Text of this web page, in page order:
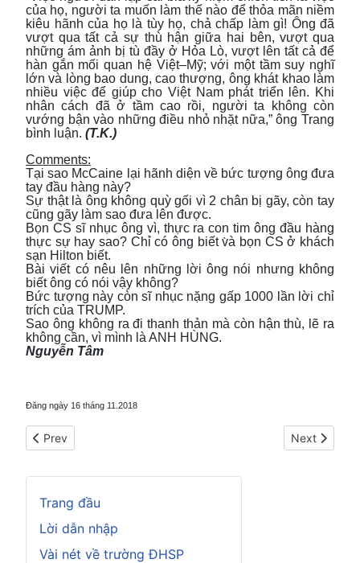
Trang đầu
Lời dẫn nhập
Vài nét về trường ĐHSP
của họ, người ta muốn làm thế nào để thỏa mãn niềm
kiêu hãnh của họ là tùy họ, chả chấp làm gì! Ông đã
vượt qua tất cả sự thù hận giữa hai bên, vượt qua
những ám ảnh bị tù đầy ở Hỏa Lò, vượt lên tất cả để
hàn gắn mối quan hệ Việt–Mỹ; với một tầm suy nghĩ
lớn và lòng bao dung, cao thượng, ông khát khao làm
nhiều việc để giúp cho Việt Nam phát triển lên. Khi
nhân cách đã ở tầm cao rồi, người ta không còn
vướng bận vào những điều nhỏ nhặt nữa,” ông Trang
bình luận. (T.K.)
Comments:
Tại sao McCaine lại hãnh diện về bức tượng ông đưa
tay đầu hàng này?
Sự thật là ông không quỳ gối vì 2 chân bị gãy, còn tay
cũng gãy làm sao đưa lên được.
Bọn CS sĩ nhục ông vì, thực ra con tim ông đầu hàng
thực sự hay sao? Chỉ có ông biết v̀à bọn CS ở khách
sạn Hilton biết.
Bài viết có nêu lên những lời ông nói nhưng không
biết ông có nói vậy không?
Bức tượng này còn sĩ nhục nặng gấp 1000 lần lời chỉ
trích của TRUMP.
Sao ông không ra đi thanh thản mà còn hận thù, lẽ ra
không cần, vì mình là ANH HÙNG.
Nguyễn Tâm
Đăng ngày 16 tháng 11.2018
Previous article: Nỗi niềm của một người tị nạn
Prev Next article:
Next